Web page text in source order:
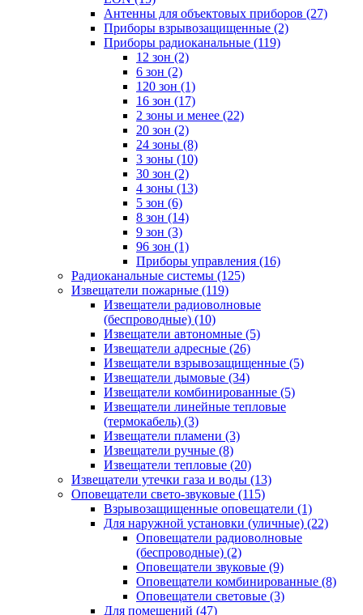
Антенны для объектовых приборов (27)
Приборы взрывозащищенные (2)
Приборы радиоканальные (119)
12 зон (2)
6 зон (2)
120 зон (1)
16 зон (17)
2 зоны и менее (22)
20 зон (2)
24 зоны (8)
3 зоны (10)
30 зон (2)
4 зоны (13)
5 зон (6)
8 зон (14)
9 зон (3)
96 зон (1)
Приборы управления (16)
Радиоканальные системы (125)
Извещатели пожарные (119)
Извещатели радиоволновые
(беспроводные) (10)
Извещатели автономные (5)
Извещатели адресные (26)
Извещатели взрывозащищенные (5)
Извещатели дымовые (34)
Извещатели комбинированные (5)
Извещатели линейные тепловые
(термокабель) (3)
Извещатели пламени (3)
Извещатели ручные (8)
Извещатели тепловые (20)
Извещатели утечки газа и воды (13)
Оповещатели свето-звуковые (115)
Взрывозащищенные оповещатели (1)
Для наружной установки (уличные) (22)
Оповещатели радиоволновые
(беспроводные) (2)
Оповещатели звуковые (9)
Оповещатели комбинированные (8)
Оповещатели световые (3)
Для помещений (47)